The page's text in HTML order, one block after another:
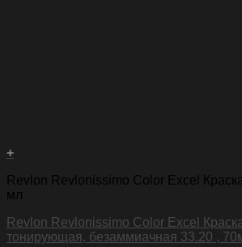
+
Revlon Revlonissimo Color Excel
мл
Revlon Revlonissimo Color Excel
тонирующая, безаммиачная 33.20 ,